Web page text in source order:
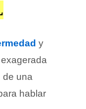
y
de una
hablar